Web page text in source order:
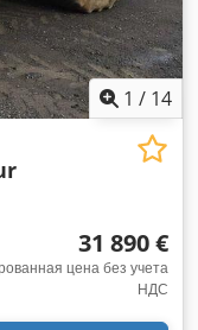
1 / 14
31 890 €
цена без учета
НДС